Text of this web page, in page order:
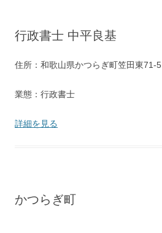
行政書士 中平良基
住所：和歌山県かつらぎ町笠田東71-5
業態：行政書士
詳細を見る
かつらぎ町